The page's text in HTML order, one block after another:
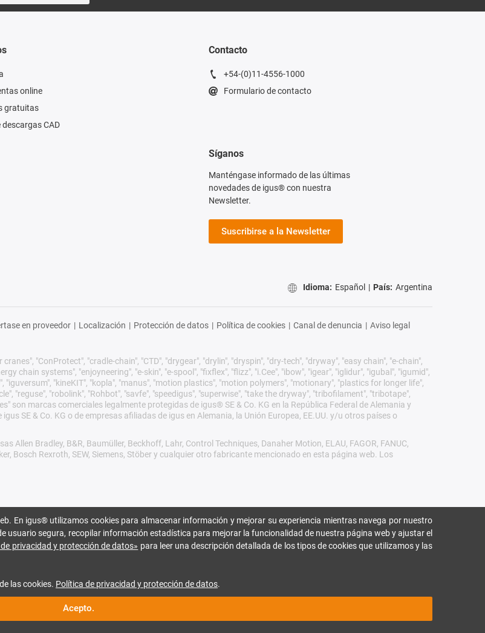
online
gratuitas
descargas CAD
Contacto
+54-(0)11-4556-1000
Formulario de contacto
Síganos
Manténgase informado de las últimas
novedades de igus® con nuestra
Newsletter.
Suscribirse a la Newsletter
Idioma: Español | País: Argentina
en proveedor | Localización | Protección de datos | Política de cookies | Canal de denuncia | Aviso legal
"ConProtect", "cradle-chain", "CTD", "drygear", "drylin", "dryspin", "dry-tech", "dryway", "easy chain", "e-chain",
chain systems", "enjoyneering", "e-skin", "e-spool", "fixflex", "flizz", "i.Cee", "ibow", "igear", "iglidur", "igubal", "igumid",
"iguversum", "kineKIT", "kopla", "manus", "motion plastics", "motion polymers", "motionary", "plastics for longer life",
"reguse", "robolink", "Rohbot", "savfe", "speedigus", "superwise", "take the dryway", "tribofilament", "tribotape",
son marcas comerciales legalmente protegidas de igus® SE & Co. KG en la República Federal de Alemania y
SE & Co. KG o de empresas afiliadas de igus en Alemania, la Unión Europea, EE.UU. y/u otros países o
Allen Bradley, B&R, Baumüller, Beckhoff, Lahr, Control Techniques, Danaher Motion, ELAU, FAGOR, FANUC,
Bosch Rexroth, SEW, Siemens, Stöber y cualquier otro fabricante mencionado en esta página web. Los
En igus® utilizamos cookies para almacenar información y mejorar su experiencia mientras navega por nuestro
usuario segura, recopilar información estadística para mejorar la funcionalidad de nuestra página web y ajustar el
privacidad y protección de datos» para leer una descripción detallada de los tipos de cookies que utilizamos y las
las cookies. Política de privacidad y protección de datos.
Acepto.